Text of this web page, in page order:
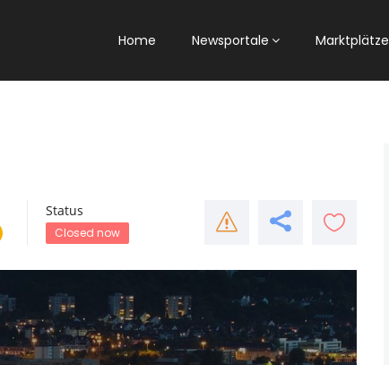
Home Newsportale Marktplätze
Status
Closed now